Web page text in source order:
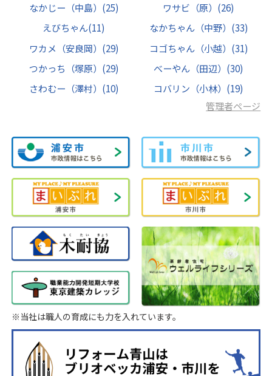
なかじー（中島） (25) ワサビ（原） (26)
えびちゃん(11) なかちゃん（中野） (33)
ワカメ（安良岡） (29) コゴちゃん（小越） (31)
つかっち（塚原） (29) べーやん（田辺） (30)
さわむー（澤村） (10) コバリン（小林） (19)
管理者ページ
※当社は職人の育成にも力を入れています。